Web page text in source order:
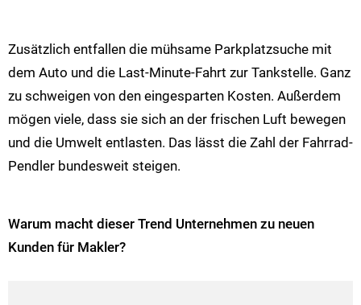
Zusätzlich entfallen die mühsame Parkplatzsuche mit
dem Auto und die Last-Minute-Fahrt zur Tankstelle. Ganz
zu schweigen von den eingesparten Kosten. Außerdem
mögen viele, dass sie sich an der frischen Luft bewegen
und die Umwelt entlasten. Das lässt die Zahl der Fahrrad-
Pendler bundesweit steigen.
Warum macht dieser Trend Unternehmen zu neuen
Kunden für Makler?